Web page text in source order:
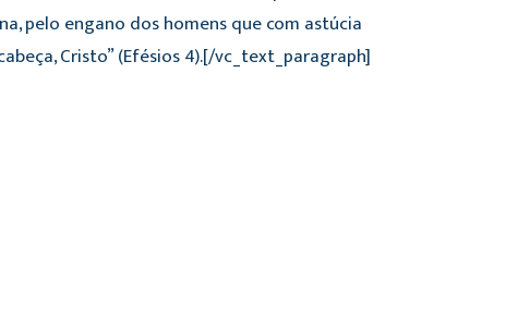
pelo engano dos homens que com astúcia
Cristo” (Efésios 4).[/vc_text_paragraph]